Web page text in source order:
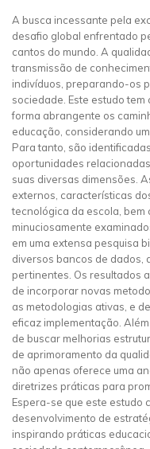
A busca incessante pela
desafio global enfrentado
cantos do mundo. A
transmissão de
indivíduos, preparando-os
sociedade. Este estudo
forma abrangente os
educação, considerando
Para tanto, são
oportunidades
suas diversas dimensões.
externos, características
tecnológica da escola, bem
minuciosamente
em uma extensa pesquisa
diversos bancos de dados,
pertinentes. Os resultados
de incorporar novas
as metodologias ativas, e
eficaz implementação.
de buscar melhorias
de aprimoramento da
não apenas oferece uma
diretrizes práticas para
Espera-se que este estudo
desenvolvimento de
inspirando práticas